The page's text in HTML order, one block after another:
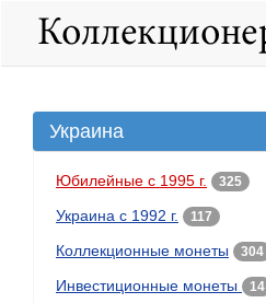
Украина
Юбилейные с 1995 г. 325
Украина с 1992 г. 117
Коллекционные монеты 304
Инвестиционные монеты 14